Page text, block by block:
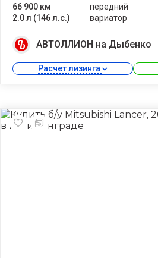
66 900 км
2.0 л (146 л.с.)
передний
вариатор
АВТОЛЛИОН на Дыбенко
Расчет лизинга